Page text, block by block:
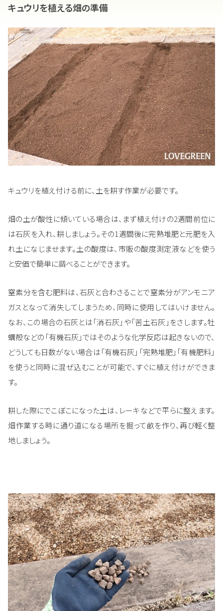
キュウリを植える畑の準備
キュウリを植え付ける前に、土を耕す作業が必要です。
畑の土が酸性に傾いている場合は、まず植え付けの2週間前位に
は石灰を入れ、耕しましょう。その1週間後に完熟堆肥と元肥を入
れ土になじませます。土の酸度は、市販の酸度測定液などを使う
と安価で簡単に調べることができます。
窒素分を含む肥料は、石灰と合わさることで窒素分がアンモニア
ガスとなって消失してしまうため、同時に使用してはいけません。
なお、この場合の石灰とは「消石灰」や「苦土石灰」をさします。牡
蠣殻などの「有機石灰」ではそのような化学反応は起きないので、
どうしても日数がない場合は「有機石灰」「完熟堆肥」「有機肥料」
を使うと同時に混ぜ込むことが可能で、すぐに植え付けができま
す。
耕した際にでこぼこになった土は、レーキなどで平らに整えます。
畑作業する時に通り道になる場所を掘って畝を作り、再び軽く整
地しましょう。